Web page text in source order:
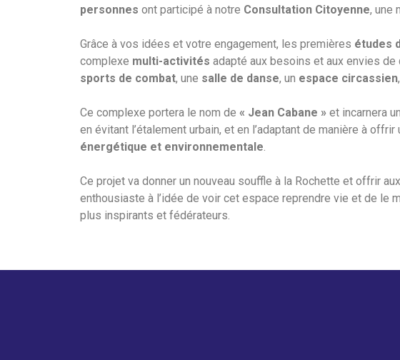
personnes ont participé à notre Consultation Citoyenne, une
Grâce à vos idées et votre engagement, les premières études
complexe multi-activités adapté aux besoins et aux envies
sports de combat, une salle de danse, un espace circassien
Ce complexe portera le nom de « Jean Cabane » et incarnera
en évitant l’étalement urbain, et en l’adaptant de manière à
énergétique et environnementale.
Ce projet va donner un nouveau souffle à la Rochette et offrir
enthousiaste à l’idée de voir cet espace reprendre vie et de le
plus inspirants et fédérateurs.